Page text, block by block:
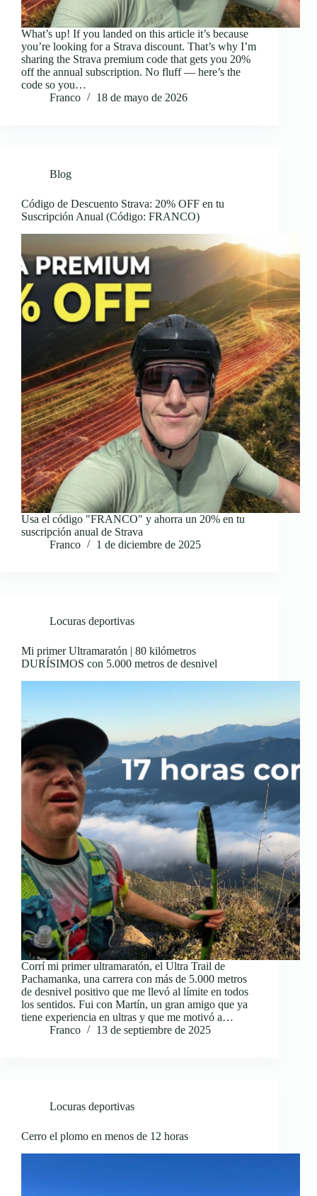
What’s up! If you landed on this article it’s because
you’re looking for a Strava discount. That’s why I’m
sharing the Strava premium code that gets you 20%
off the annual subscription. No fluff — here’s the
code so you…
Franco
18 de mayo de 2026
Blog
Código de Descuento Strava: 20% OFF en tu
Suscripción Anual (Código: FRANCO)
Usa el código "FRANCO" y ahorra un 20% en tu
suscripción anual de Strava
Franco
1 de diciembre de 2025
Locuras deportivas
Mi primer Ultramaratón | 80 kilómetros
DURÍSIMOS con 5.000 metros de desnivel
Corrí mi primer ultramaratón, el Ultra Trail de
Pachamanka, una carrera con más de 5.000 metros
de desnivel positivo que me llevó al límite en todos
los sentidos. Fui con Martín, un gran amigo que ya
tiene experiencia en ultras y que me motivó a…
Franco
13 de septiembre de 2025
Locuras deportivas
Cerro el plomo en menos de 12 horas